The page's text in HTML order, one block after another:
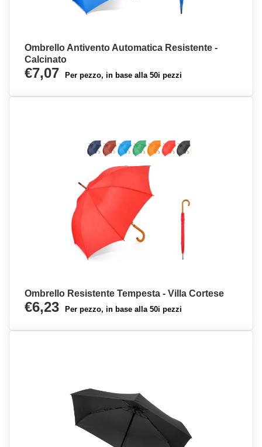
Ombrello Antivento Automatica Resistente -
Calcinato
€7,07 Per pezzo, in base alla 50i pezzi
Ombrello Resistente Tempesta - Villa Cortese
€6,23 Per pezzo, in base alla 50i pezzi